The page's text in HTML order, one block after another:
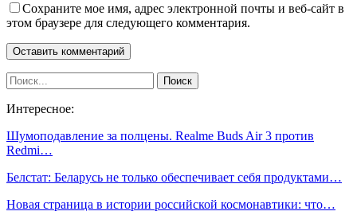
Сохраните мое имя, адрес электронной почты и веб-сайт в
этом браузере для следующего комментария.
Интересное:
Шумоподавление за полцены. Realme Buds Air 3 против
Redmi…
Белстат: Беларусь не только обеспечивает себя продуктами…
Новая страница в истории российской космонавтики: что…